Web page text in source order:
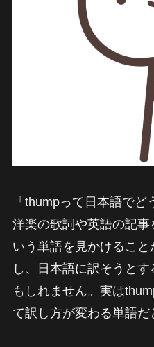
「thumpって日本語でど
洋楽の歌詞や英語の記事
いう単語を見かけるこ
し、日本語に訳そうと
もしれません。実は
て訳し方が変わる単語だ